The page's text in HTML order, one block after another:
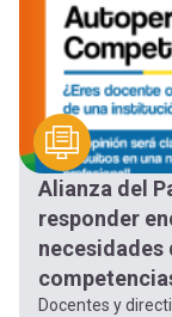
Alianza del
responder
necesidades
Docentes y